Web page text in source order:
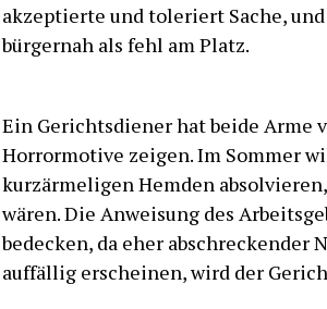
akzeptierte und toleriert Sache,
bürgernah als fehl am Platz.
Ein Gerichtsdiener hat beide Arme
Horrormotive zeigen. Im Sommer
kurzärmeligen Hemden
wären. Die Anweisung des
bedecken, da eher abschreckender
auffällig erscheinen, wird der